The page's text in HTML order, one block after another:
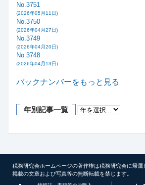
No.3751
(2026年05月11日)
No.3750
(2026年04月27日)
No.3749
(2026年04月20日)
No.3748
(2026年04月13日)
バックナンバーをもっと見る
年別記事一覧
税務研究会ホームページの著作権は税務研究会に帰属
掲載の文章および写真等の無断転載を禁じます。